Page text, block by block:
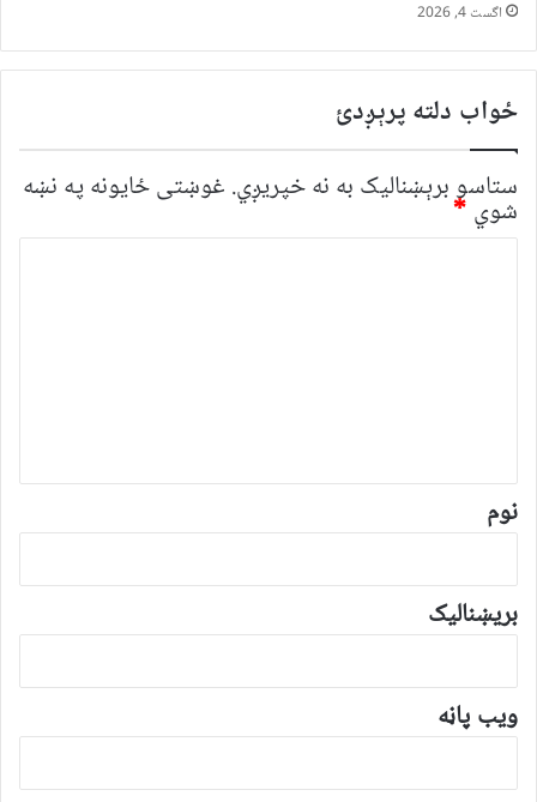
اگست 4, 2026
ځواب دلته پرېږدئ
ستاسو برېښناليک به نه خپريږي. غوښتى ځایونه په نښه
شوي *
*
نوم
بریښنالیک
ویب پاڼه